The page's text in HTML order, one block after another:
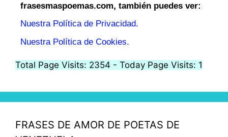
frasesmaspoemas.com, también puedes ver:
Nuestra Política de Privacidad.
Nuestra Política de Cookies.
Total Page Visits: 2354 - Today Page Visits: 1
FRASES DE AMOR DE POETAS DE